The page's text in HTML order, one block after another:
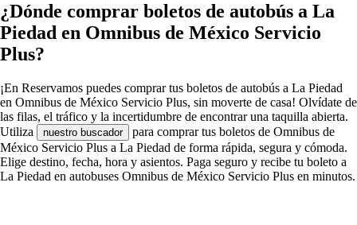
¿Dónde comprar boletos de autobús a La
Piedad en Omnibus de México Servicio
Plus?
¡En Reservamos puedes comprar tus boletos de autobús a La Piedad
en Omnibus de México Servicio Plus, sin moverte de casa! Olvídate de
las filas, el tráfico y la incertidumbre de encontrar una taquilla abierta.
Utiliza
nuestro buscador
para comprar tus boletos de Omnibus de
México Servicio Plus a La Piedad de forma rápida, segura y cómoda.
Elige destino, fecha, hora y asientos. Paga seguro y recibe tu boleto a
La Piedad en autobuses Omnibus de México Servicio Plus en minutos.